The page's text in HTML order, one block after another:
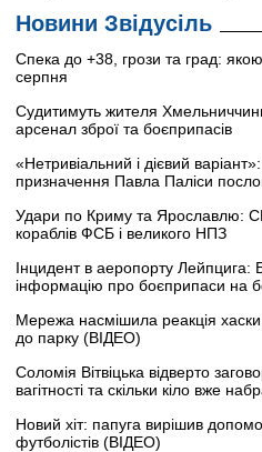
Новини Звідусіль
Спека до +38, грози та град:
серпня
Судитимуть жителя
арсенал зброї та боєприпасів
«Нетривіальний і дієвий
призначення Павла Паліси
Удари по Криму та Ярославлю:
кораблів ФСБ і великого НПЗ
Інцидент в аеропорту Лейпцига:
інформацію про боєприпаси на
Мережа насмішила реакція
до парку (ВІДЕО)
Соломія Вітвіцька відверто
вагітності та скільки кіло вже
Новий хіт: папуга вирішив
футболістів (ВІДЕО)